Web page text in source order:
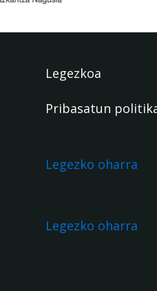
Legezkoa
Pribasatun
Legezko oharra
Legezko oharra